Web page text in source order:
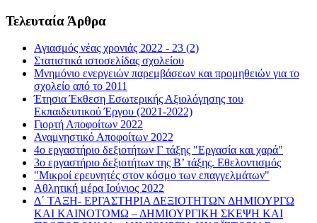
Τελευταία Άρθρα
Αγιασμός νέας χρονιάς 2022 - 23 (2)
Στατιστικά ιστοσελίδας σχολείου
Μνημόνιο ενεργειών παρεμβάσεων και προμηθειών για το
σχολείο από το 2011
Έτησια Έκθεση Εσωτερικής Αξιολόγησης του
Εκπαιδευτικού Έργου (2021-2022)
Γιορτή Αποφοίτων 2022
Αναμνηστικό Αποφοίτων 2022
4ο εργαστήριο δεξιοτήτων Γ τάξης "Εργασία και χαρά"
3ο εργαστήριο δεξιοτήτων της Β’ τάξης. Εθελοντισμός
"Μικροί ερευνητές στον κόσμο των επαγγελμάτων"
Αθλητική μέρα Ιούνιος 2022
Δ΄ ΤΑΞΗ- ΕΡΓΑΣΤΗΡΙΑ ΔΕΞΙΟΤΗΤΩΝ ΔΗΜΙΟΥΡΓΩ
ΚΑΙ ΚΑΙΝΟΤΟΜΩ – ΔΗΜΙΟΥΡΓΙΚΗ ΣΚΕΨΗ ΚΑΙ